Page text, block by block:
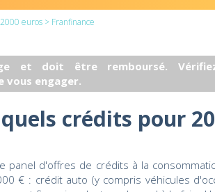
2000 euros > Franfinance
et doit être remboursé.
vous engager.
crédits pour
panel d'offres de crédits à la
€ : crédit auto (y compris véhicules